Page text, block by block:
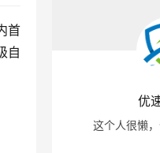
首
自
优
这个人很懒